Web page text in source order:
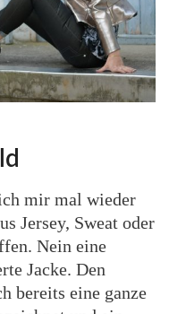
mir mal wieder
Jersey, Sweat oder
Nein eine
Jacke. Den
bereits eine ganze